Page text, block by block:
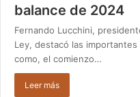
balance de 2024
Fernando Lucchini,
Ley, destacó las
como, el comienzo…
Leer más